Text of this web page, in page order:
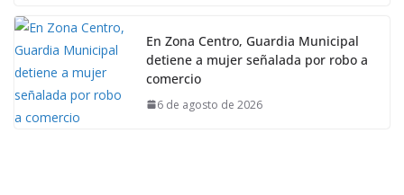
En Zona Centro, Guardia Municipal
detiene a mujer señalada por robo a
comercio
6 de agosto de 2026